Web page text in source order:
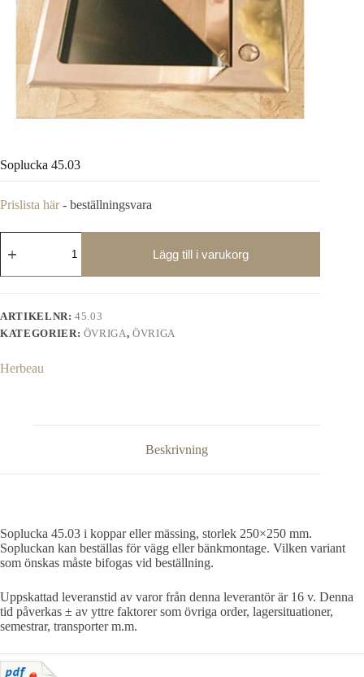
Soplucka 45.03
Prislista här- beställningsvara
45.03
Lägg till i varukorg
ARTIKELNR:45.03
KATEGORIER: ÖVRIGA,ÖVRIGA
Herbeau
Beskrivning
Soplucka 45.03 i koppar eller mässing, storlek 250×250 mm.
Sopluckan kan beställas för vägg eller bänkmontage. Vilken variant
som önskas måste bifogas vid beställning.
Uppskattad leveranstid av varor från denna leverantör är 16 v. Denna
tid påverkas ± av yttre faktorer som övriga order, lagersituationer,
semestrar, transporter m.m.